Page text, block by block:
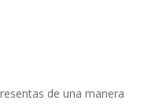
de una manera